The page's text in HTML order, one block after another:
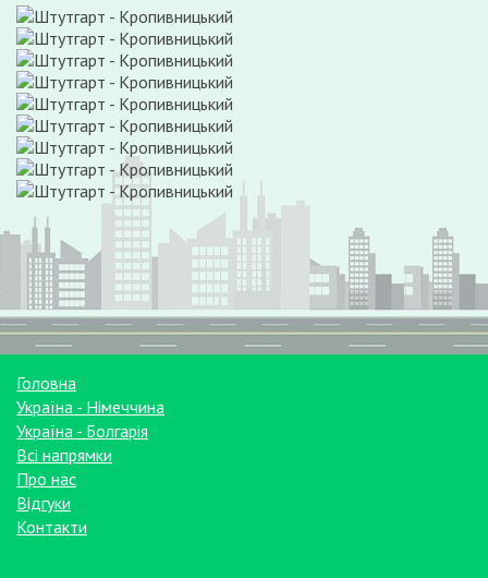
Головна
Україна - Німеччина
Україна - Болгарія
Всі напрямки
Про нас
Відгуки
Контакти